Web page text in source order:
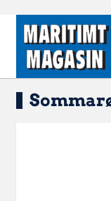
Hopp til hovedinnhold